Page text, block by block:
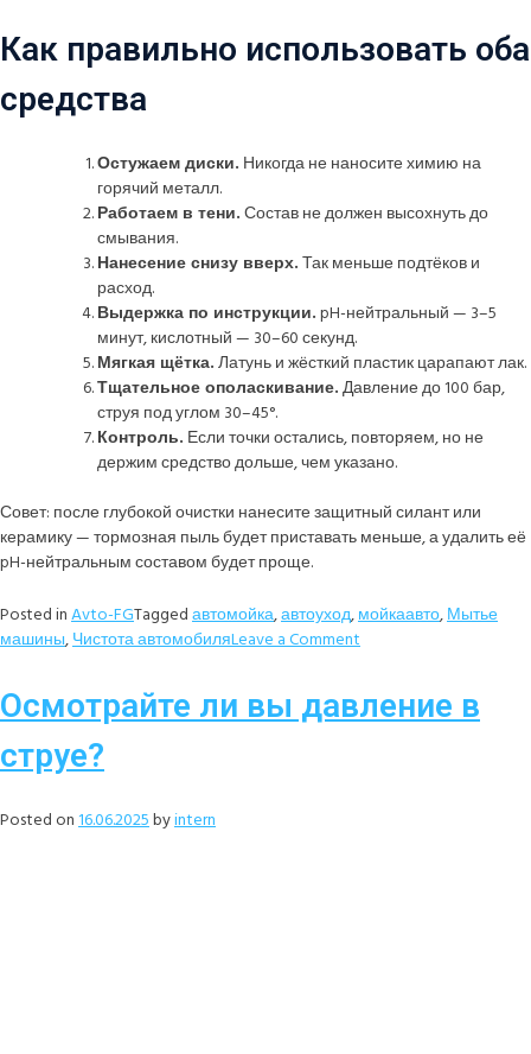
Как правильно использовать оба
средства
Остужаем диски. Никогда не наносите химию на
горячий металл.
Работаем в тени.Состав не должен высохнуть до
смывания.
Нанесение снизу вверх.Так меньше подтёков и
расход.
Выдержка по инструкции.pH-нейтральный — 3–5
минут, кислотный — 30–60 секунд.
Мягкая щётка.Латунь и жёсткий пластик царапают лак.
Тщательное ополаскивание.Давление до 100 бар,
струя под углом 30–45°.
Контроль. Если точки остались, повторяем, но не
держим средство дольше, чем указано.
Совет: после глубокой очистки нанесите защитный силант или
керамику — тормозная пыль будет приставать меньше, а удалить её
pH-нейтральным составом будет проще.
Posted inAvto-FGTaggedавтомойка,автоуход,мойкаавто,Мытье
машины,Чистота автомобиляLeave a Comment
Осмотрайте ли вы давление в
струе?
Posted on16.06.2025byintern